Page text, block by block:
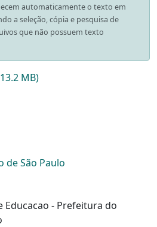
automaticamente o texto em
a seleção, cópia e pesquisa de
que não possuem texto
MB)
de São Paulo
Educacao - Prefeitura do